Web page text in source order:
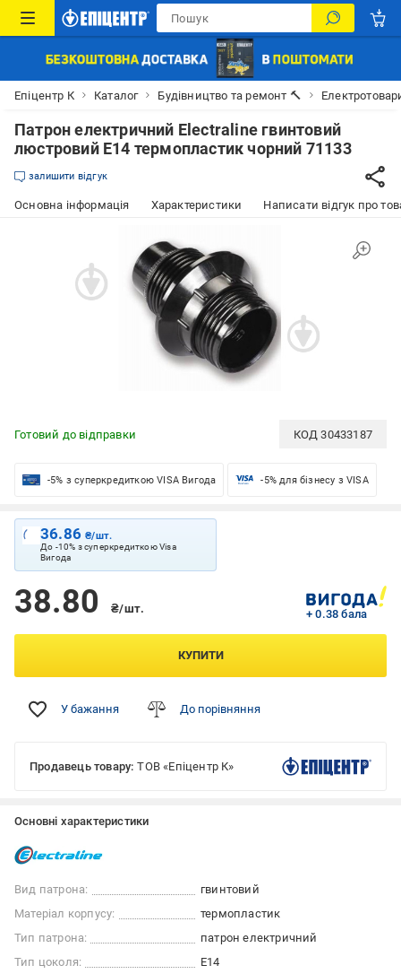
Епіцентр К Каталог Будівництво та ремонт 🔨
Патрон електричний Electraline гвинтовий
люстровий E14 термопластик чорний 71133
залишити відгук
Основна інформація Характеристики Написати відгук про
Готовий до відправки КОД30433187
-5% з суперкредиткою VISA Вигода -5% для бізнесу з VISA
36.86₴/шт.
До -10% з суперкредиткою Visa
Вигода
38.80 ₴/шт. + 0.38 бала
КУПИТИ
У бажання До порівняння
Продавець товару: ТОВ «Епіцентр К»
Основні характеристики
Вид патрона:
гвинтовий
Матеріал корпусу:
термопластик
Тип патрона:
патрон електричний
Тип цоколя:
E14